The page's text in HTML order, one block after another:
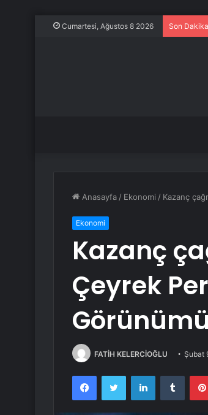
Cumartesi, Ağustos 8 2026 Son
Anasayfa / Ekonomi / Kazanç
Ekonomi
Kazanç
Çeyrek
Görünümü
FATİH KELERCİOĞLU Şubat
FacebookTwitter LinkedIn